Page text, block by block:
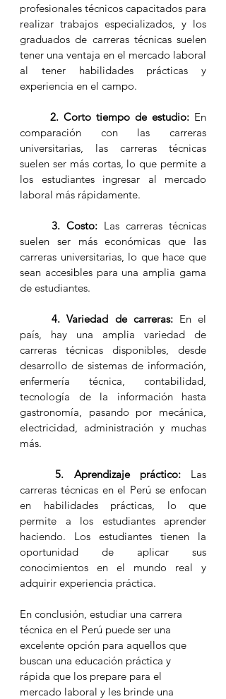
profesionales técnicos capacitados para
realizar trabajos especializados, y los
graduados de carreras técnicas suelen
tener una ventaja en el mercado laboral
al tener habilidades prácticas y
experiencia en el campo.
2. Corto tiempo de estudio: En
comparación con las carreras
universitarias, las carreras técnicas
suelen ser más cortas, lo que permite a
los estudiantes ingresar al mercado
laboral más rápidamente.
3. Costo: Las carreras técnicas
suelen ser más económicas que las
carreras universitarias, lo que hace que
sean accesibles para una amplia gama
de estudiantes.
4. Variedad de carreras: En el
país, hay una amplia variedad de
carreras técnicas disponibles, desde
desarrollo de sistemas de información,
enfermería técnica, contabilidad,
tecnología de la información hasta
gastronomía, pasando por mecánica,
electricidad, administración y muchas
más.
5. Aprendizaje práctico: Las
carreras técnicas en el Perú se enfocan
en habilidades prácticas, lo que
permite a los estudiantes aprender
haciendo. Los estudiantes tienen la
oportunidad de aplicar sus
conocimientos en el mundo real y
adquirir experiencia práctica.
En conclusión, estudiar una carrera
técnica en el Perú puede ser una
excelente opción para aquellos que
buscan una educación práctica y
rápida que los prepare para el
mercado laboral y les brinde una